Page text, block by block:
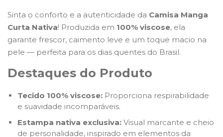
Sinta o conforto e a autenticidade da Camisa Manga
Curta Nativa! Produzida em 100% viscose, ela
garante frescor, caimento leve e um toque macio na
pele — perfeita para os dias quentes do Brasil.
Destaques do Produto
Tecido 100% viscose: Proporciona respirabilidade
e suavidade incomparáveis.
Estampa nativa exclusiva: Visual marcante e cheio
de personalidade, inspirado em elementos da